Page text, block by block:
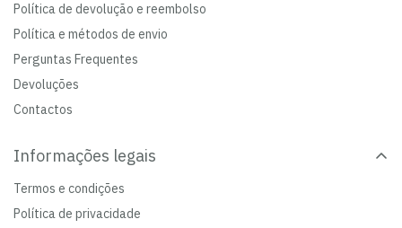
Política de devolução e reembolso
Política e métodos de envio
Perguntas Frequentes
Devoluções
Contactos
Informações legais
Termos e condições
Política de privacidade